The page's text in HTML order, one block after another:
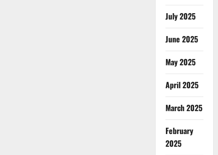
July 2025
June 2025
May 2025
April 2025
March 2025
February
2025